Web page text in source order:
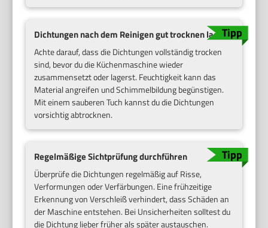
Dichtungen nach dem Reinigen gut trocknen lassen
Achte darauf, dass die Dichtungen vollständig trocken
sind, bevor du die Küchenmaschine wieder
zusammensetzt oder lagerst. Feuchtigkeit kann das
Material angreifen und Schimmelbildung begünstigen.
Mit einem sauberen Tuch kannst du die Dichtungen
vorsichtig abtrocknen.
Regelmäßige Sichtprüfung durchführen
Überprüfe die Dichtungen regelmäßig auf Risse,
Verformungen oder Verfärbungen. Eine frühzeitige
Erkennung von Verschleiß verhindert, dass Schäden an
der Maschine entstehen. Bei Unsicherheiten solltest du
die Dichtung lieber früher als später austauschen.